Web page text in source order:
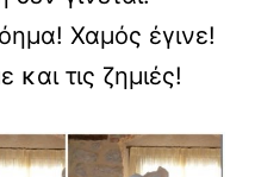
Χαμός έγινε!
τις ζημιές!